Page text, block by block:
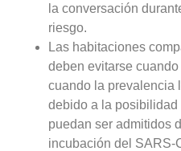
la conversación
riesgo.
Las habitaciones
deben evitarse
cuando la prevalencia
debido a la
puedan ser admitidos
incubación del SARS-